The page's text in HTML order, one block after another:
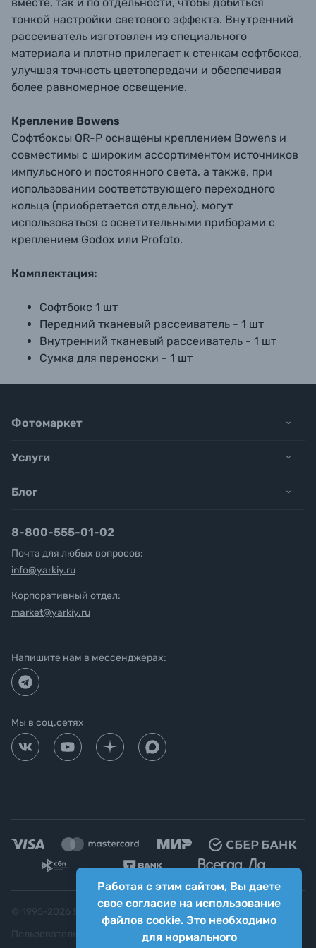
тонкой настройки светового эффекта. Внутренний
рассеиватель изготовлен из специального
материала и плотно прилегает к стенкам софтбокса,
улучшая точность цветопередачи и обеспечивая
более равномерное освещение.
Крепление Bowens
Софтбоксы QR-P оснащены креплением Bowens и
совместимы с широким ассортиментом источников
импульсного и постоянного света, а также, при
использовании соответствующего переходного
кольца (приобретается отдельно), могут
использоваться с осветительными приборами с
креплением Godox или Profoto.
Комплектация:
Софтбокс 1 шт
Передний тканевый рассеиватель - 1 шт
Внутренний тканевый рассеиватель - 1 шт
Сумка для переноски - 1 шт
Работая с этим сайтом, Вы даете
свое согласие на использование
файлов cookie. Это необходимо
для нормального
Фотомаркет
Услуги
Блог
8-800-555-01-02
Почта для любых вопросов:
info@yarkiy.ru
Корпоративный отдел:
market@yarkiy.ru
Напишите нам в мессенджерах:
Мы в соц.сетях
Яркий фотомаркет ("Яркий Мир")
Пользовательское соглашение